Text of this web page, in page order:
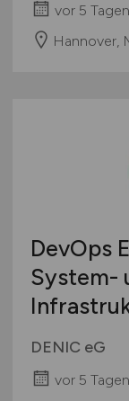
vor 5 Tagen
Hannover,
DevOps
System-
DENIC eG
vor 5 Tagen